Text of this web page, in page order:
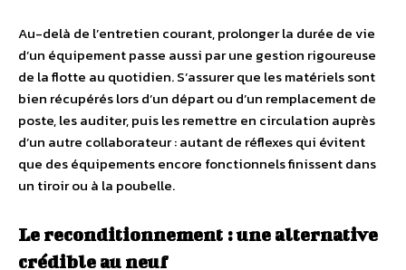
Au-delà de l’entretien courant, prolonger la durée de vie
d’un équipement passe aussi par une gestion rigoureuse
de la flotte au quotidien. S’assurer que les matériels sont
bien récupérés lors d’un départ ou d’un remplacement de
poste, les auditer, puis les remettre en circulation auprès
d’un autre collaborateur : autant de réflexes qui évitent
que des équipements encore fonctionnels finissent dans
un tiroir ou à la poubelle.
Le reconditionnement : une alternative
crédible au neuf